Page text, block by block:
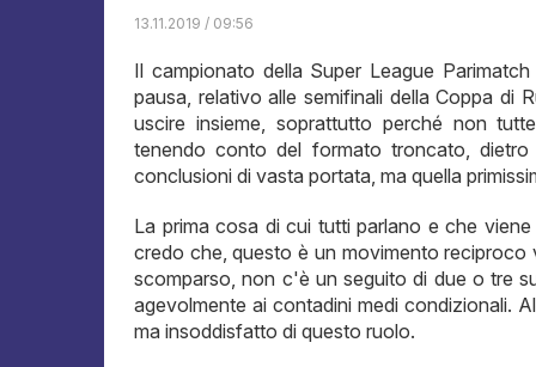
13.11.2019 / 09:56
Il campionato della Super League
pausa, relativo alle semifinali della Coppa di
uscire insieme, soprattutto perché non
tenendo conto del formato troncato,
conclusioni di vasta portata, ma quella
La prima cosa di cui tutti parlano e che
credo che, questo è un movimento
scomparso, non c'è un seguito di due o tre
agevolmente ai contadini medi condizionali.
ma insoddisfatto di questo ruolo.